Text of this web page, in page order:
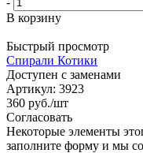
В корзину
Быстрый просмотр
Спирали Котики
Доступен с заменами
Артикул: 3923
360 руб./шт
Согласовать
Некоторые элементы
заполните форму и мы